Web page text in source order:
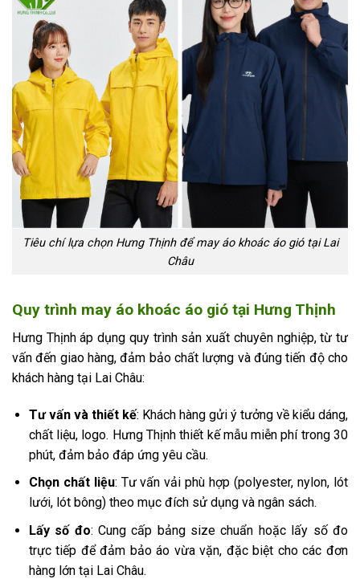
Tiêu chí lựa chọn Hưng Thịnh để may áo khoác áo gió tại Lai
Châu
Quy trình may áo khoác áo gió tại Hưng Thịnh
Hưng Thịnh áp dụng quy trình sản xuất chuyên nghiệp, từ tư
vấn đến giao hàng, đảm bảo chất lượng và đúng tiến độ cho
khách hàng tại Lai Châu:
Tư vấn và thiết kế: Khách hàng gửi ý tưởng về kiểu dáng,
chất liệu, logo. Hưng Thịnh thiết kế mẫu miễn phí trong 30
phút, đảm bảo đáp ứng yêu cầu.
Chọn chất liệu: Tư vấn vải phù hợp (polyester, nylon, lót
lưới, lót bông) theo mục đích sử dụng và ngân sách.
Lấy số đo: Cung cấp bảng size chuẩn hoặc lấy số đo
trực tiếp để đảm bảo áo vừa vặn, đặc biệt cho các đơn
hàng lớn tại Lai Châu.